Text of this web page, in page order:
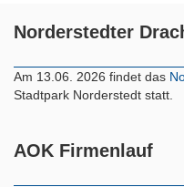
Norderstedter
Am 13.06. 2026 findet das
Stadtpark Norderstedt statt.
AOK Firmenlauf